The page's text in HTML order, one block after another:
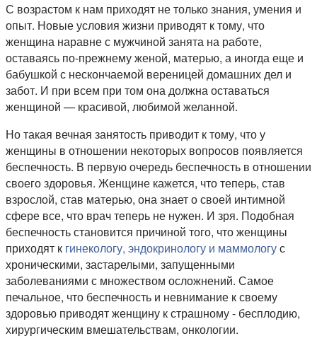
С возрастом к нам приходят не только знания, умения и
опыт. Новые условия жизни приводят к тому, что
женщина наравне с мужчиной занята на работе,
оставаясь по-прежнему женой, матерью, а иногда еще и
бабушкой с нескончаемой вереницей домашних дел и
забот. И при всем при том она должна оставаться
женщиной — красивой, любимой желанной.
Но такая вечная занятость приводит к тому, что у
женщины в отношении некоторых вопросов появляется
беспечность. В первую очередь беспечность в отношении
своего здоровья. Женщине кажется, что теперь, став
взрослой, став матерью, она знает о своей интимной
сфере все, что врач теперь не нужен. И зря. Подобная
беспечность становится причиной того, что женщины
приходят к гинекологу, эндокринологу и маммологус
хроническими, застарелыми, запущенными
заболеваниями с множеством осложнений. Самое
печальное, что беспечность и невнимание к своему
здоровью приводят женщину к страшному - бесплодию,
хирургическим вмешательствам, онкологии.